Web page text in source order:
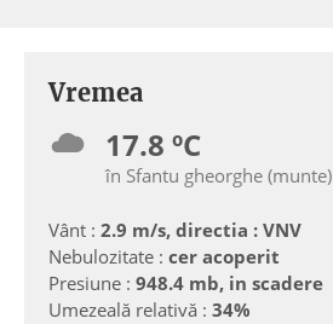
Vremea
17.8 ºC
în Sfantu gheorghe (munte)
Vânt : 2.9 m/s, directia : VNV
Nebulozitate : cer acoperit
Presiune : 948.4 mb, in scadere
Umezeală relativă : 34%